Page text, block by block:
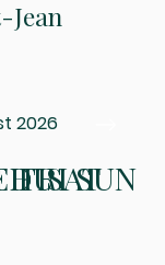
Jean
2026
FRISATSUN